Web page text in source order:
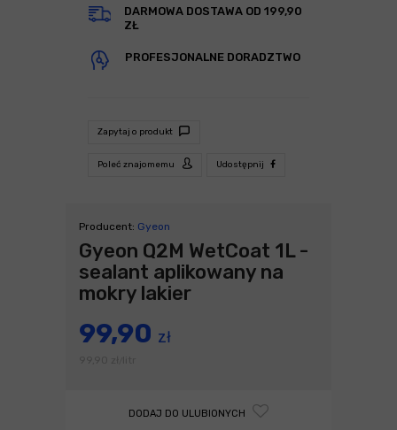
DARMOWA DOSTAWA OD 199,90
ZŁ
PROFESJONALNE DORADZTWO
Zapytaj o produkt
Poleć znajomemu Udostępnij
Producent: Gyeon
Gyeon Q2M WetCoat 1L -
sealant aplikowany na
mokry lakier
99,90 zł
DODAJ DO ULUBIONYCH